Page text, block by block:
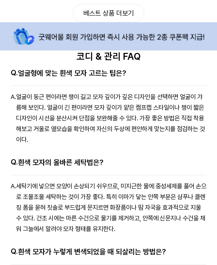
베스트 상품 더보기
코디 & 관리 FAQ
Q.얼굴형에 맞는 흰색 모자 고르는 팁은?
A.얼굴이 둥근 편이라면 챙이 길고 모자 깊이가 깊은 디자인을 선택하면 얼굴이 갸
름해 보인다. 얼굴이 긴 편이라면 모자 깊이가 얕은 캠프캡 스타일이나 챙이 짧은
디자인이 시선을 분산시켜 단점을 보완해줄 수 있다. 가장 좋은 방법은 직접 착용
해보고 거울로 옆모습을 확인하여 자신의 두상에 편안하게 맞는지를 점검하는 것
이다.
Q.흰색 모자의 올바른 세탁법은?
A.세탁기에 넣으면 모양이 손상되기 쉬우므로, 미지근한 물에 중성세제를 풀어 손으
로 조물조물 세탁하는 것이 가장 좋다. 특히 이마가 닿는 안쪽 부분은 샴푸나 클렌
징 폼을 묻혀 칫솔로 부드럽게 문지르면 화장품이나 땀 자국을 효과적으로 지울
수 있다. 건조 시에는 마른 수건으로 물기를 제거하고, 안쪽에 신문지나 수건을 채
워 그늘에서 말려야 모자 형태를 유지한다.
Q.흰색 모자가 누렇게 변색되었을 때 되살리는 방법은?